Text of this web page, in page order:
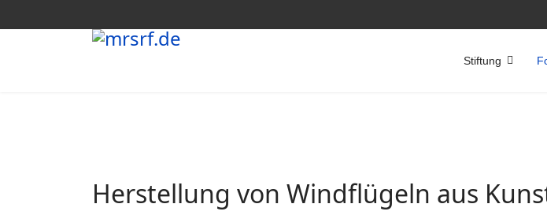
Stiftung
Herstellung von Windflügeln aus